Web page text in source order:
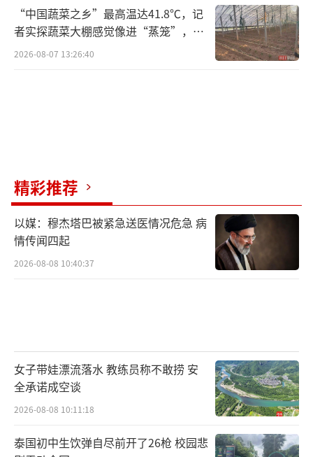
“中国蔬菜之乡”最高温达41.8℃，记
者实探蔬菜大棚感觉像进“蒸笼”，有
村民称只能凌晨两点起来干活
2026-08-07 13:26:40
精彩推荐
以媒：穆杰塔巴被紧急送医情况危急 病
情传闻四起
2026-08-08 10:40:37
女子带娃漂流落水 教练员称不敢捞 安
全承诺成空谈
2026-08-08 10:11:18
泰国初中生饮弹自尽前开了26枪 校园悲